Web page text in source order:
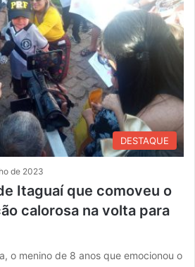
DESTAQUE
de 2023
Itaguaí que comoveu o
calorosa na volta para
o menino de 8 anos que emocionou o